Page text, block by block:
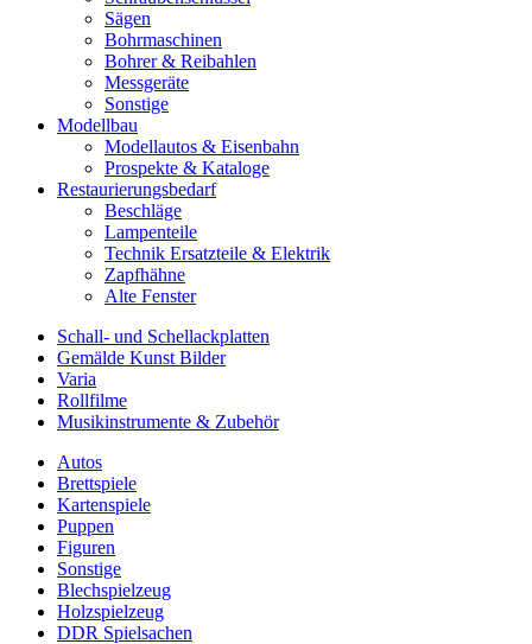
Sägen
Bohrmaschinen
Bohrer & Reibahlen
Messgeräte
Sonstige
Modellbau
Modellautos & Eisenbahn
Prospekte & Kataloge
Restaurierungsbedarf
Beschläge
Lampenteile
Technik Ersatzteile & Elektrik
Zapfhähne
Alte Fenster
Schall- und Schellackplatten
Gemälde Kunst Bilder
Varia
Rollfilme
Musikinstrumente & Zubehör
Autos
Brettspiele
Kartenspiele
Puppen
Figuren
Sonstige
Blechspielzeug
Holzspielzeug
DDR Spielsachen